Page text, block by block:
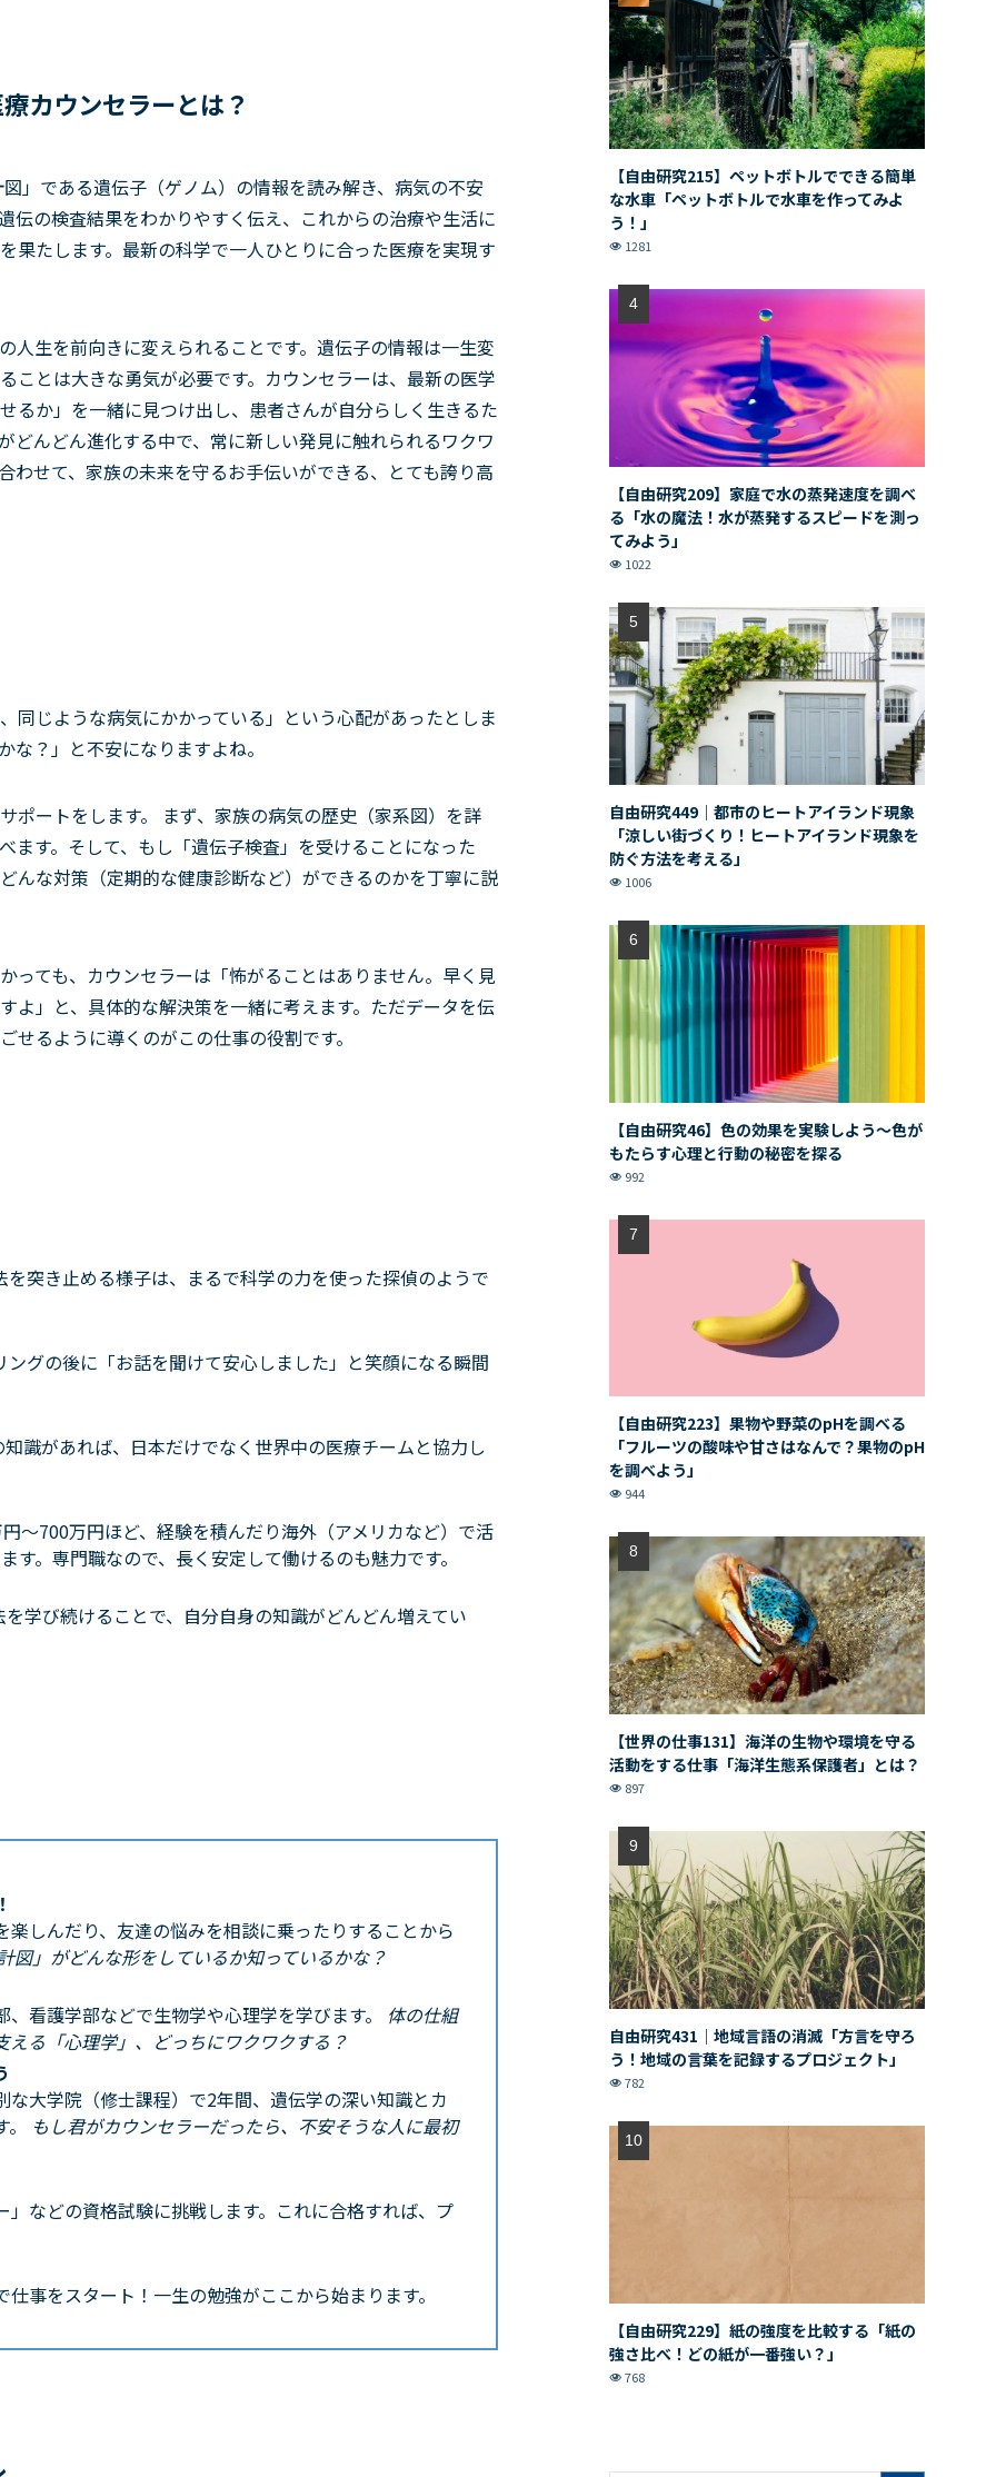
カウンセラーとは？
」である遺伝子（ゲノム）の情報を読み解き、病気の不安
伝の検査結果をわかりやすく伝え、これからの治療や生活に
果たします。最新の科学で一人ひとりに合った医療を実現す
人生を前向きに変えられることです。遺伝子の情報は一生変
ことは大きな勇気が必要です。カウンセラーは、最新の医学
るか」を一緒に見つけ出し、患者さんが自分らしく生きるた
どんどん進化する中で、常に新しい発見に触れられるワクワ
わせて、家族の未来を守るお手伝いができる、とても誇り高
同じような病気にかかっている」という心配があったとしま
？」と不安になりますよね。
ポートをします。 まず、家族の病気の歴史（家系図）を詳
ます。そして、もし「遺伝子検査」を受けることになった
んな対策（定期的な健康診断など）ができるのかを丁寧に説
っても、カウンセラーは「怖がることはありません。早く見
よ」と、具体的な解決策を一緒に考えます。ただデータを伝
るように導くのがこの仕事の役割です。
突き止める様子は、まるで科学の力を使った探偵のようで
グの後に「お話を聞けて安心しました」と笑顔になる瞬間
識があれば、日本だけでなく世界中の医療チームと協力し
〜700万円ほど、経験を積んだり海外（アメリカなど）で活
。専門職なので、長く安定して働けるのも魅力です。
学び続けることで、自分自身の知識がどんどん増えてい
しんだり、友達の悩みを相談に乗ったりすることから
図」がどんな形をしているか知っているかな？
看護学部などで生物学や心理学を学びます。 体の仕組
る「心理学」、どっちにワクワクする？
大学院（修士課程）で2年間、遺伝学の深い知識とカ
もし君がカウンセラーだったら、不安そうな人に最初
などの資格試験に挑戦します。これに合格すれば、プ
事をスタート！一生の勉強がここから始まります。
【自由研究215】ペットボトルでできる簡単
な水車「ペットボトルで水車を作ってみよ
う！」
1281
【自由研究209】家庭で水の蒸発速度を調べ
る「水の魔法！水が蒸発するスピードを測っ
てみよう」
1022
自由研究449｜都市のヒートアイランド現象
「涼しい街づくり！ヒートアイランド現象を
防ぐ方法を考える」
1006
【自由研究46】色の効果を実験しよう〜色が
もたらす心理と行動の秘密を探る
992
【自由研究223】果物や野菜のpHを調べる
「フルーツの酸味や甘さはなんで？果物のpH
を調べよう」
944
【世界の仕事131】海洋の生物や環境を守る
活動をする仕事「海洋生態系保護者」とは？
897
自由研究431｜地域言語の消滅「方言を守ろ
う！地域の言葉を記録するプロジェクト」
782
【自由研究229】紙の強度を比較する「紙の
強さ比べ！どの紙が一番強い？」
768